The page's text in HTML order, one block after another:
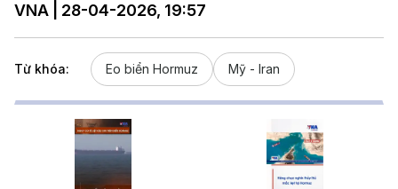
VNA | 28-04-2026, 19:57
Từ khóa: Eo biển Hormuz Mỹ - Iran